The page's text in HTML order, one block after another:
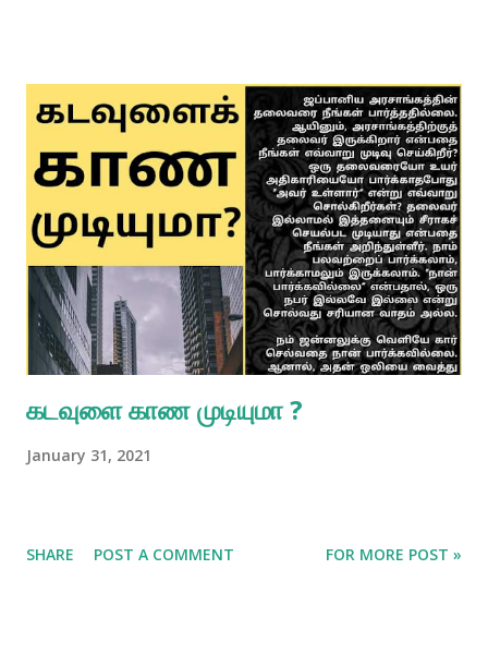
கடவுளை காண முடியுமா ?
January 31, 2021
SHARE POST A COMMENT FOR MORE POST »